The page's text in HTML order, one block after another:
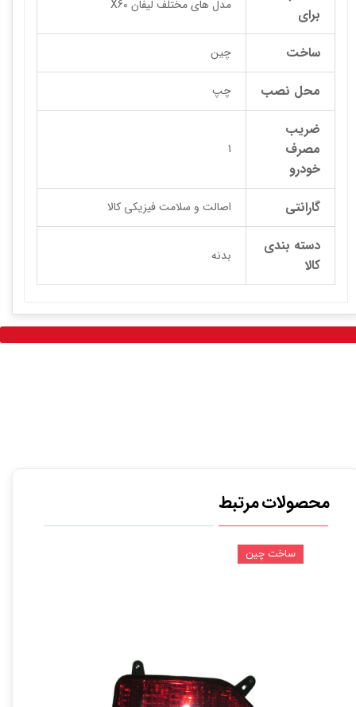
برای
مدل های مختلف لیفان X60
ساخت چین
محل نصب چپ
ضریب
مصرف
خودرو
1
گارانتی اصالت و سلامت فیزیکی کالا
دسته بندی
کالا
بدنه
محصولات مرتبط
ساخت چین